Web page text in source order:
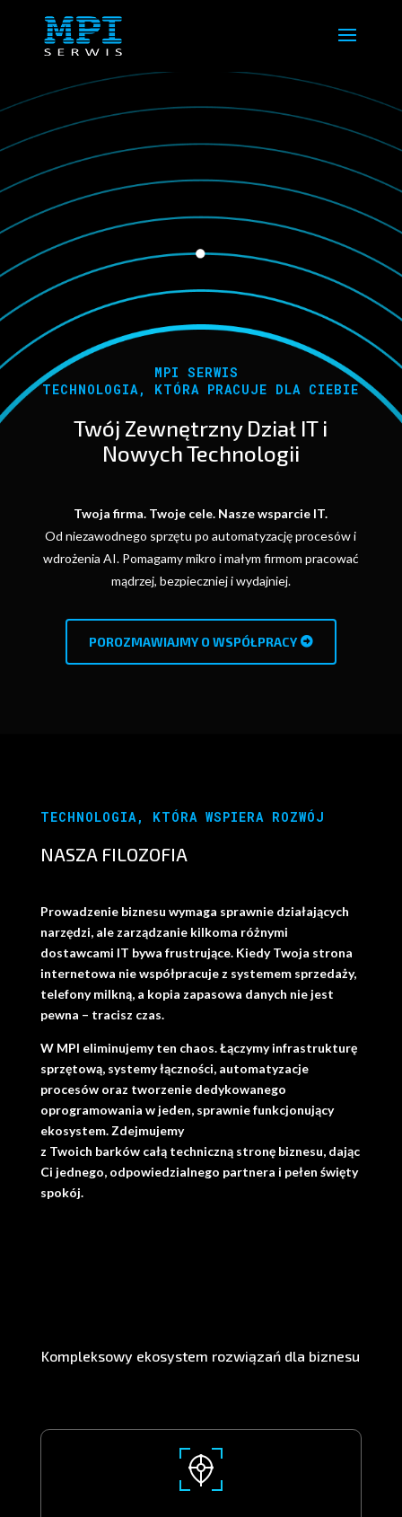
MPI SERWIS
TECHNOLOGIA, KTÓRA PRACUJE DLA CIEBIE
Twój Zewnętrzny Dział IT i
Nowych Technologii
Twoja firma. Twoje cele. Nasze wsparcie IT.
Od niezawodnego sprzętu po automatyzację procesów i
wdrożenia AI. Pomagamy mikro i małym firmom pracować
mądrzej, bezpieczniej i wydajniej.
POROZMAWIAJMY O WSPÓŁPRACY
TECHNOLOGIA, KTÓRA WSPIERA ROZWÓJ
NASZA FILOZOFIA
Prowadzenie biznesu wymaga sprawnie działających
narzędzi, ale zarządzanie kilkoma różnymi
dostawcami IT bywa frustrujące. Kiedy Twoja strona
internetowa nie współpracuje z systemem sprzedaży,
telefony milkną, a kopia zapasowa danych nie jest
pewna – tracisz czas.
W MPI eliminujemy ten chaos. Łączymy infrastrukturę
sprzętową, systemy łączności, automatyzacje
procesów oraz tworzenie dedykowanego
oprogramowania w jeden, sprawnie funkcjonujący
ekosystem. Zdejmujemy
z Twoich barków całą techniczną stronę biznesu, dając
Ci jednego, odpowiedzialnego partnera i pełen święty
spokój.
Kompleksowy ekosystem rozwiązań dla biznesu